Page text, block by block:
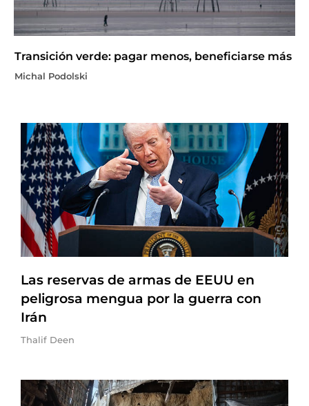
Transición verde: pagar menos, beneficiarse más
Michal Podolski
Las reservas de armas de EEUU en
peligrosa mengua por la guerra con
Irán
Thalif Deen